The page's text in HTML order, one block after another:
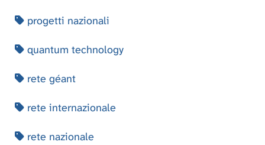
progetti nazionali
quantum technology
rete géant
rete internazionale
rete nazionale